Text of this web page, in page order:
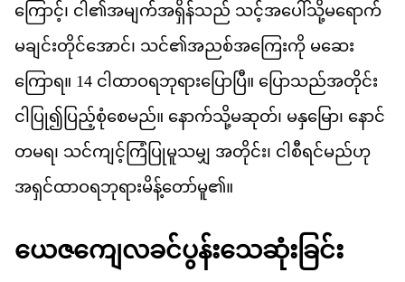
ကင့်၊ င ါ၏​အမကအရနသည သငအပ သမရက
မခငတငအင်၊ သင်၏​အညစအကက မဆ
ကရ။ 14 င ထဝရဘရပ ပြီ။ ပသညအတင
င ပြု၍​ ပညစစမည်။ နကသမဆတ်၊ မနမြော၊ နင
တမရ၊ သငကင က ပမသမ အတင်း၊ င စရငမညဟ
အရငထဝရဘရမနတမူ၏။
ယဇကလခငပနသဆ ခင